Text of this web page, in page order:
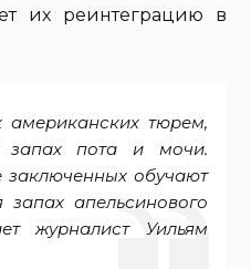
их реинтеграцию в
американских тюрем,
запах пота и мочи.
заключенных обучают
запах апельсинового
журналист Уильям